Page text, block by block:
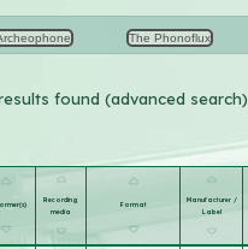
The Phonoflux
found (advanced search)
Recording
media
Format
Manufacturer /
Label